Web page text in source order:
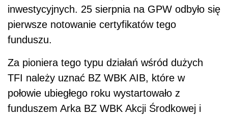
inwestycyjnych. 25 sierpnia na GPW odbyło się
pierwsze notowanie certyfikatów tego
funduszu.
Za pioniera tego typu działań wśród dużych
TFI należy uznać BZ WBK AIB, które w
połowie ubiegłego roku wystartowało z
funduszem Arka BZ WBK Akcji Środkowej i